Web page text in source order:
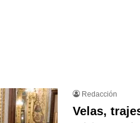
Redacción
Velas,